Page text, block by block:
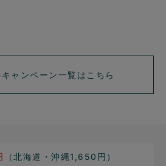
ャンペーン一覧はこちら
（北海道・沖縄1,650円）